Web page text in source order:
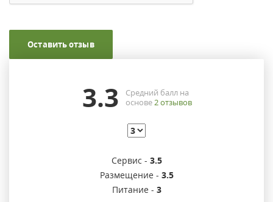
Оставить отзыв
3.3
Средний балл на
основе2отзывов
Сервис - 3.5
Размещение - 3.5
Питание - 3